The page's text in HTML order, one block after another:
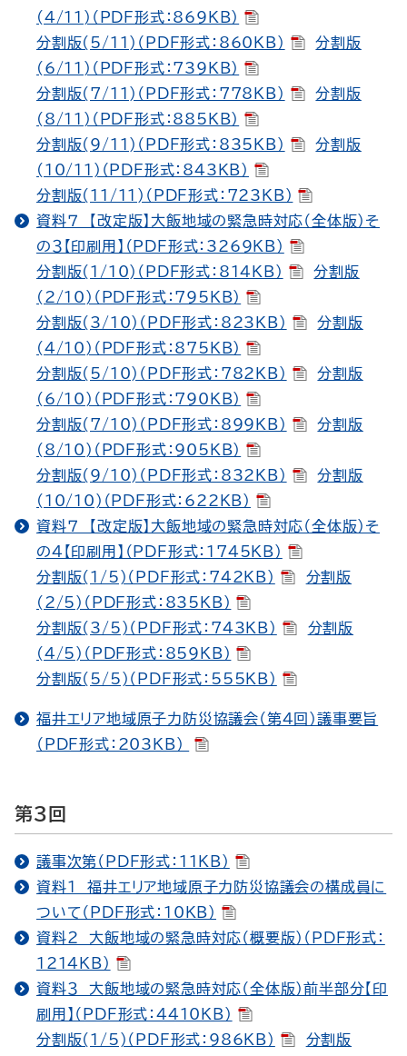
(4/11)（PDF形式：869KB）
分割版(5/11)（PDF形式：860KB）
分割版
(6/11)（PDF形式：739KB）
分割版(7/11)（PDF形式：778KB）
分割版
(8/11)（PDF形式：885KB）
分割版(9/11)（PDF形式：835KB）
分割版
(10/11)（PDF形式：843KB）
分割版(11/11)（PDF形式：723KB）
資料７ 【改定版】大飯地域の緊急時対応（全体版）そ
の３【印刷用】（PDF形式：3269KB）
分割版(1/10)（PDF形式：814KB）
分割版
(2/10)（PDF形式：795KB）
分割版(3/10)（PDF形式：823KB）
分割版
(4/10)（PDF形式：875KB）
分割版(5/10)（PDF形式：782KB）
分割版
(6/10)（PDF形式：790KB）
分割版(7/10)（PDF形式：899KB）
分割版
(8/10)（PDF形式：905KB）
分割版(9/10)（PDF形式：832KB）
分割版
(10/10)（PDF形式：622KB）
資料７ 【改定版】大飯地域の緊急時対応（全体版）そ
の４【印刷用】（PDF形式：1745KB）
分割版(1/5)（PDF形式：742KB）
分割版
(2/5)（PDF形式：835KB）
分割版(3/5)（PDF形式：743KB）
分割版
(4/5)（PDF形式：859KB）
分割版(5/5)（PDF形式：555KB）
福井エリア地域原子力防災協議会（第４回）議事要旨
（PDF形式：203KB）
第３回
議事次第（PDF形式：11KB）
資料１ 福井エリア地域原子力防災協議会の構成員に
ついて（PDF形式：10KB）
資料２ 大飯地域の緊急時対応（概要版）（PDF形式：
1214KB）
資料３ 大飯地域の緊急時対応（全体版）前半部分【印
刷用】（PDF形式：4410KB）
分割版(1/5)（PDF形式：986KB）
分割版